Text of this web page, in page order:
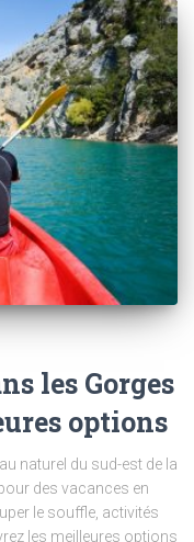
les Gorges
options
naturel du sud-est de la
des vacances en
le souffle, activités
les meilleures options